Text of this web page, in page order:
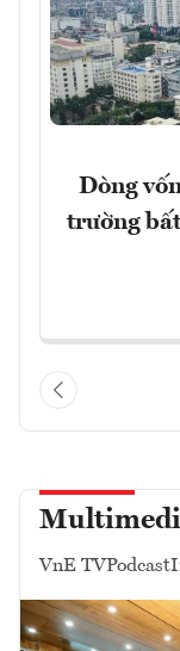
Dòng
trường
VnE TVPodcast